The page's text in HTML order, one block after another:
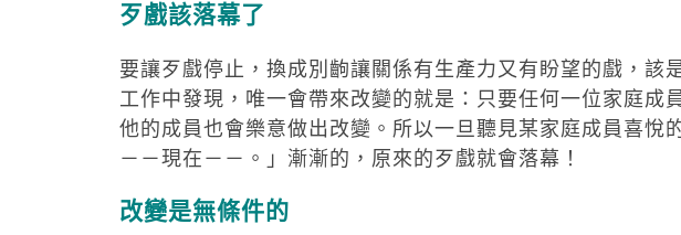
歹戲該落幕了
要讓歹戲停止，換成別齣讓關係有生產力又有盼望的戲，該
工作中發現，唯一會帶來改變的就是：只要任何一位家庭成
他的成員也會樂意做出改變。所以一旦聽見某家庭成員喜悅
－－現在－－。」漸漸的，原來的歹戲就會落幕！
改變是無條件的